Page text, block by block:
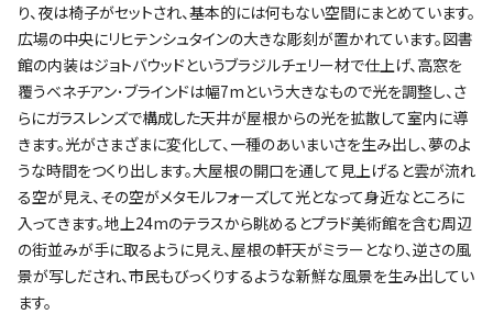
り、夜は椅子がセットされ、基本的には何もない空間にまとめています。
広場の中央にリヒテンシュタインの大きな彫刻が置かれています。図書
館の内装はジョトバウッドというブラジルチェリー材で仕上げ、高窓を
覆うベネチアン･ブラインドは幅7mという大きなもので光を調整し、さ
らにガラスレンズで構成した天井が屋根からの光を拡散して室内に導
きます。光がさまざまに変化して、一種のあいまいさを生み出し、夢のよ
うな時間をつくり出します。大屋根の開口を通して見上げると雲が流れ
る空が見え、その空がメタモルフォーズして光となって身近なところに
入ってきます。地上24mのテラスから眺めるとプラド美術館を含む周辺
の街並みが手に取るように見え、屋根の軒天がミラーとなり、逆さの風
景が写しだされ、市民もびっくりするような新鮮な風景を生み出してい
ます。